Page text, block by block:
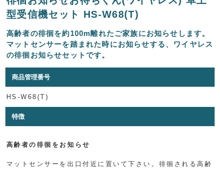
型受信機セット HS-W68(T)
高齢者の徘徊を約100m離れたご家族にお知らせします。
マットセンサーを踏まれた時にお知らせする、ワイヤレス
の徘徊お知らせセットです。
商品管理番号
HS-W68(T)
特徴
高齢者の徘徊をお知らせ
マットセンサーを出口付近に置いて下さい。徘徊される高齢